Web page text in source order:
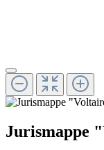
Jurismappe